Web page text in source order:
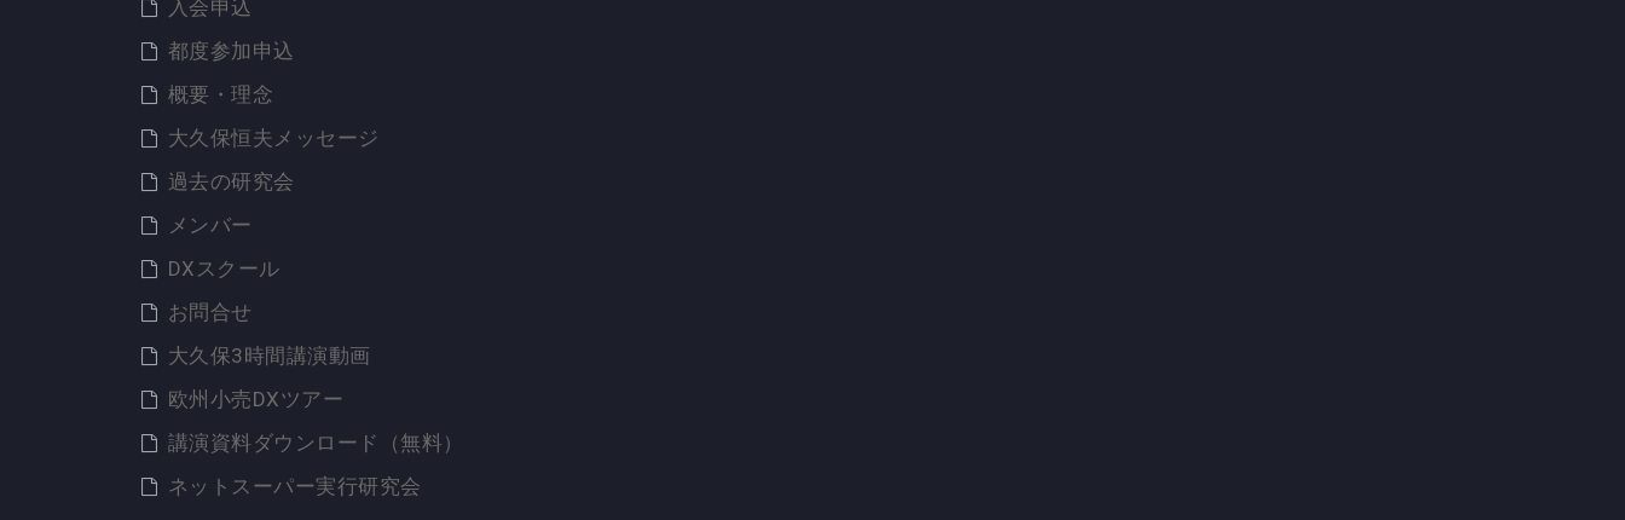
入会申込
都度参加申込
概要・理念
大久保恒夫メッセージ
過去の研究会
メンバー
DXスクール
お問合せ
大久保3時間講演動画
欧州小売DXツアー
講演資料ダウンロード（無料）
ネットスーパー実行研究会